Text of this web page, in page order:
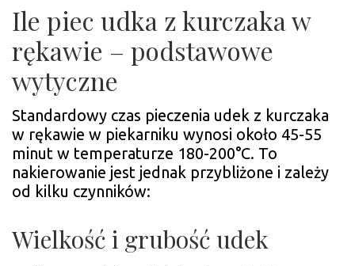
Ile piec udka z kurczaka w
rękawie – podstawowe
wytyczne
Standardowy czas pieczenia udek z kurczaka
w rękawie w piekarniku wynosi około 45-55
minut w temperaturze 180-200°C. To
nakierowanie jest jednak przybliżone i zależy
od kilku czynników:
Wielkość i grubość udek